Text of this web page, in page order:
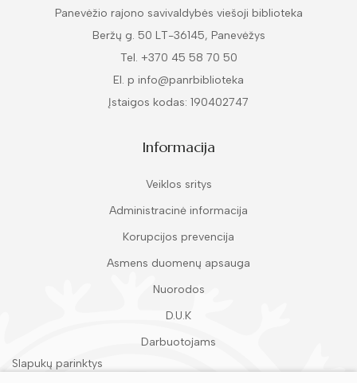
Panevėžio rajono savivaldybės viešoji biblioteka
Beržų g. 50 LT-36145, Panevėžys
Tel. +370 45 58 70 50
El. p info@panrbiblioteka
Įstaigos kodas: 190402747
Informacija
Veiklos sritys
Administracinė informacija
Korupcijos prevencija
Asmens duomenų apsauga
Nuorodos
D.U.K
Darbuotojams
Slapukų parinktys